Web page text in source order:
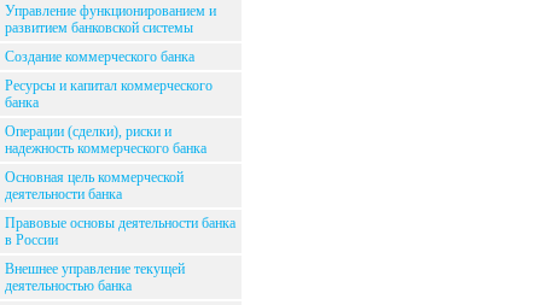
Управление функционированием и
развитием банковской системы
Создание коммерческого банка
Ресурсы и капитал коммерческого
банка
Операции (сделки), риски и
надежность коммерческого банка
Основная цель коммерческой
деятельности банка
Правовые основы деятельности банка
в России
Внешнее управление текущей
деятельностью банка